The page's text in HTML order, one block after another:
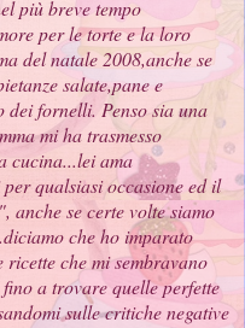
più breve tempo
per le torte e la loro
del natale 2008,anche se
salate,pane e
dei fornelli. Penso sia una
mi ha trasmesso
cucina...lei ama
qualsiasi occasione ed il
anche se certe volte siamo
che ho imparato
che mi sembravano
a trovare quelle perfette
sulle critiche negative